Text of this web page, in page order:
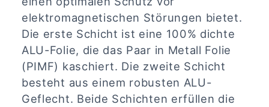
elektromagnetischen Störungen bietet.
Die erste Schicht ist eine 100% dichte
ALU-Folie, die das Paar in Metall Folie
(PIMF) kaschiert. Die zweite Schicht
besteht aus einem robusten ALU-
Geflecht. Beide Schichten erfüllen die